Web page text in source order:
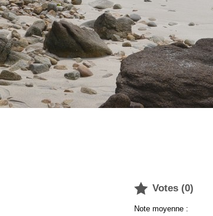
 Votes (0)
Note moyenne :